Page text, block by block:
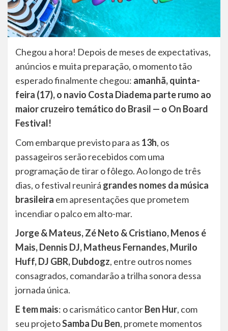
Chegou a hora! Depois de meses de expectativas,
anúncios e muita preparação, o momento tão
esperado finalmente chegou: amanhã, quinta-
feira (17), o navio Costa Diadema parte rumo ao
maior cruzeiro temático do Brasil — o On Board
Festival!
Com embarque previsto para as 13h, os
passageiros serão recebidos com uma
programação de tirar o fôlego. Ao longo de três
dias, o festival reunirá grandes nomes da música
brasileira em apresentações que prometem
incendiar o palco em alto-mar.
Jorge & Mateus, Zé Neto & Cristiano, Menos é
Mais, Dennis DJ, Matheus Fernandes, Murilo
Huff, DJ GBR, Dubdogz, entre outros nomes
consagrados, comandarão a trilha sonora dessa
jornada única.
E tem mais: o carismático cantorBen Hur, com
seu projetoSamba Du Ben, promete momentos